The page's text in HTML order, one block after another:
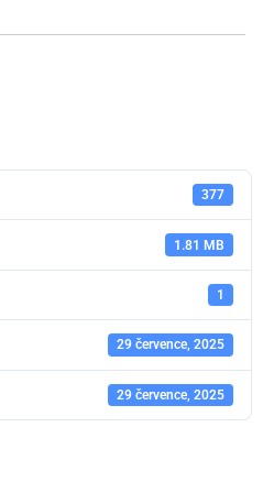
377
1.81 MB
1
29 července, 2025
29 července, 2025